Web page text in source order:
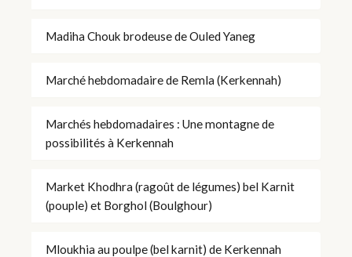
Madiha Chouk brodeuse de Ouled Yaneg
Marché hebdomadaire de Remla (Kerkennah)
Marchés hebdomadaires : Une montagne de
possibilités à Kerkennah
Market Khodhra (ragoût de légumes) bel Karnit
(pouple) et Borghol (Boulghour)
Mloukhia au poulpe (bel karnit) de Kerkennah